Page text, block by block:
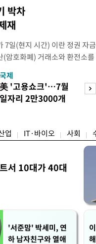
박차
재
7일(현지 시간) 이란 정권 자금
(암호화폐) 거래소와 환전소를
외자산통제국(OFAC)은 이날
달에 이용된 디지털 자산 거
대금 회수에 동원된 환전 네
혔다. 동유럽 조지아
국제
美 '고용쇼크'…7월
일자리 2만3000개
업 IT·바이오 사회
서 10대가 40대
'서준맘' 박세미, 연
하 남자친구와 열애